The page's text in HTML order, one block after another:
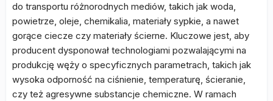
do transportu różnorodnych mediów, takich jak woda,
powietrze, oleje, chemikalia, materiały sypkie, a nawet
gorące ciecze czy materiały ścierne. Kluczowe jest, aby
producent dysponował technologiami pozwalającymi na
produkcję węży o specyficznych parametrach, takich jak
wysoka odporność na ciśnienie, temperaturę, ścieranie,
czy też agresywne substancje chemiczne. W ramach